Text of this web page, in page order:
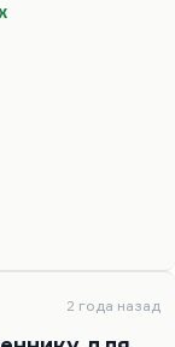
по-моему,
виделся
2 года назад